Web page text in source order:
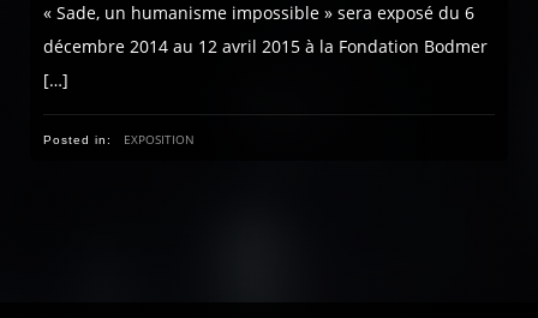
« Sade, un humanisme impossible » sera exposé du 6
décembre 2014 au 12 avril 2015 à la Fondation Bodmer
[…]
Posted in: EXPOSITION